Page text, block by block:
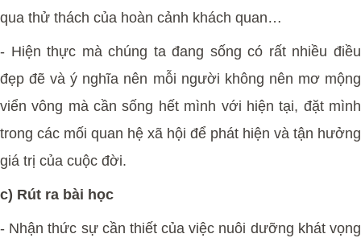
qua thử thách của hoàn cảnh khách quan…
- Hiện thực mà chúng ta đang sống có rất nhiều điều
đẹp đẽ và ý nghĩa nên mỗi người không nên mơ mộng
viển vông mà cần sống hết mình với hiện tại, đặt mình
trong các mối quan hệ xã hội để phát hiện và tận hưởng
giá trị của cuộc đời.
c) Rút ra bài học
- Nhận thức sự cần thiết của việc nuôi dưỡng khát vọng